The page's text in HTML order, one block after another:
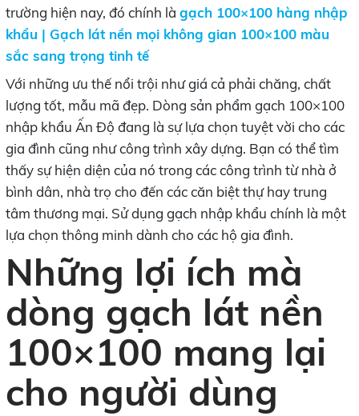
trường hiện nay, đó chính là gạch 100×100 hàng nhập
khẩu | Gạch lát nền mọi không gian 100×100 màu
sắc sang trọng tinh tế
Với những ưu thế nổi trội như giá cả phải chăng, chất
lượng tốt, mẫu mã đẹp. Dòng sản phẩm gạch 100×100
nhập khẩu Ấn Độ đang là sự lựa chọn tuyệt vời cho các
gia đình cũng như công trình xây dựng. Bạn có thể tìm
thấy sự hiện diện của nó trong các công trình từ nhà ở
bình dân, nhà trọ cho đến các căn biệt thự hay trung
tâm thương mại. Sử dụng gạch nhập khẩu chính là một
lựa chọn thông minh dành cho các hộ gia đình.
Những lợi ích mà
dòng gạch lát nền
100×100 mang lại
cho người dùng